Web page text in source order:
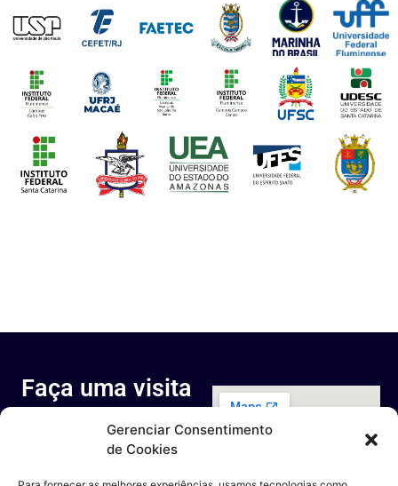
Gerenciar Consentimento
de Cookies
Faça uma visita
ao nosso
espaço
Rua Octávio Cantanhede, 817-